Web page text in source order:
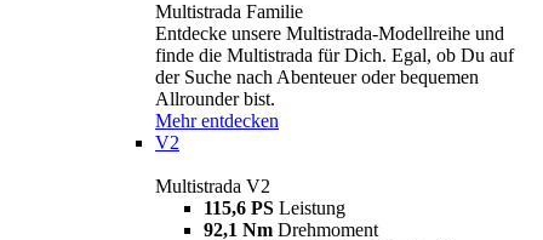
Multistrada Familie
Entdecke unsere Multistrada-Modellreihe und
finde die Multistrada für Dich. Egal, ob Du auf
der Suche nach Abenteuer oder bequemen
Allrounder bist.
Mehr entdecken
V2
Multistrada V2
115,6 PS Leistung
92,1 Nm Drehmoment